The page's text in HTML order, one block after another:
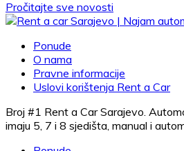
Pročitajte sve novosti
Ponude
O nama
Pravne informacije
Uslovi korištenja Rent a Car
Broj #1 Rent a Car Sarajevo.
imaju 5, 7 i 8 sjedišta, manual i